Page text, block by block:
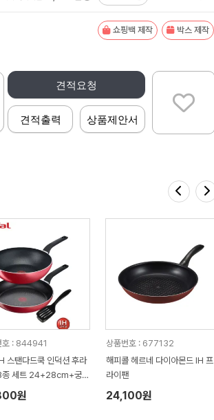
쇼핑백 제작 박스 제작
견적요청
견적출력 상품제안서
호 : 844941
스탠다드쿡 인덕션 후라
종 세트 24+28cm+궁중
뒤집개
원
상품번호 : 677132
해피콜 헤르네 다이아몬드 IH 프
라이팬
24,100원